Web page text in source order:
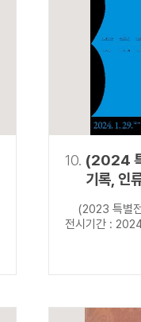
10. (2024
기록, 인
(2023 특별
전시기간 :